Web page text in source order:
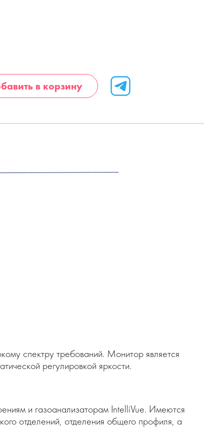
в корзину
спектру требований. Монитор является
регулировкой яркости.
и газоанализаторам IntelliVue. Имеются
отделений, отделения общего профиля, а